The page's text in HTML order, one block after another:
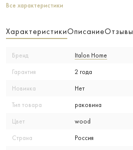
Все характеристики
ХарактеристикиОписаниеОтзывы
Бренд Italon Home
Гарантия 2 года
Новинка Нет
Тип товара раковина
Цвет wood
Страна Россия